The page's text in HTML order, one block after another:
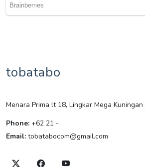
tobatabo
Menara Prima lt 18, Lingkar Mega
Phone: +62 21 -
Email: tobatabocom@gmail.com